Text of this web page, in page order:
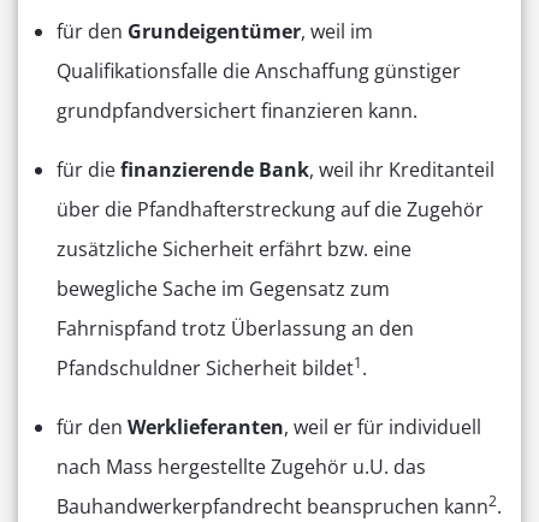
für den Grundeigentümer, weil im
Qualifikationsfalle die Anschaffung günstiger
grundpfandversichert finanzieren kann.
für diefinanzierende Bank, weil ihr Kreditanteil
über die Pfandhafterstreckung auf die Zugehör
zusätzliche Sicherheit erfährt bzw. eine
bewegliche Sache im Gegensatz zum
Fahrnispfand trotz Überlassung an den
Pfandschuldner Sicherheit bildet1.
für den Werklieferanten, weil er für individuell
nach Mass hergestellte Zugehör u.U. das
Bauhandwerkerpfandrecht beanspruchen kann2.